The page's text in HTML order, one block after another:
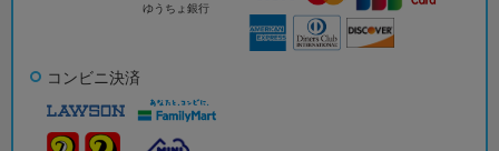
ゆうちょ銀行
コンビニ決済